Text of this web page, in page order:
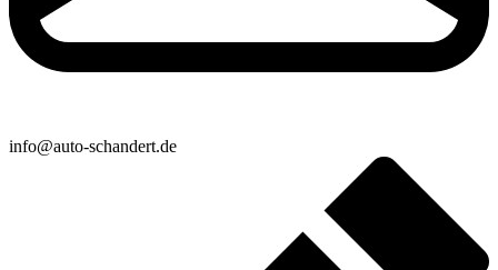
info@auto-schandert.de